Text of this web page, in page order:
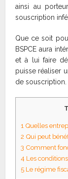
ainsi au
souscription
Que ce soit
BSPCE aura
et à lui faire
puisse réaliser
de souscription.
1 Quelles
2 Qui peut
3 Comment
4 Les
5 Le régime